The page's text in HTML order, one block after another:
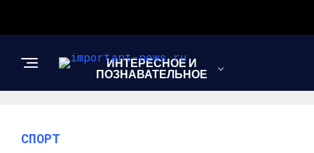
ИНТЕРЕСНОЕ И
ПОЗНАВАТЕЛЬНОЕ
СПОРТ